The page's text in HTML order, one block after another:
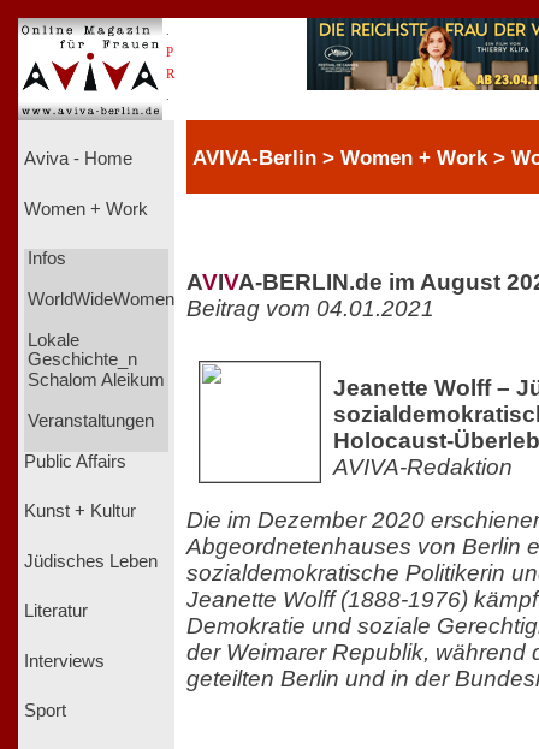
P
R
Aviva - Home
Women + Work
Infos
WorldWideWomen
Lokale
Geschichte_n
Schalom Aleikum
Veranstaltungen
Public Affairs
Kunst + Kultur
Jüdisches Leben
Literatur
Interviews
Sport
AVIVA-Berlin > Women + Work >
AVIVA-BERLIN.de im August
Beitrag vom 04.01.2021
Jeanette Wolff –
Holocaust-
AVIVA-Redaktion
Die im Dezember 2020
Abgeordnetenhauses von Berlin
sozialdemokratische Politikerin
Jeanette Wolff (1888-1976)
Demokratie und soziale
der Weimarer Republik, während
geteilten Berlin und in der